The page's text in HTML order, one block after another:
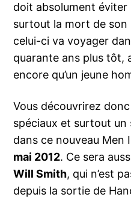
doit absolument
surtout la mort de son
celui-ci va voyager
quarante ans plus tôt,
encore qu’un jeune
Vous découvrirez
spéciaux et surtout un
dans ce nouveau Men
mai 2012. Ce sera
Will Smith, qui n’est
depuis la sortie de